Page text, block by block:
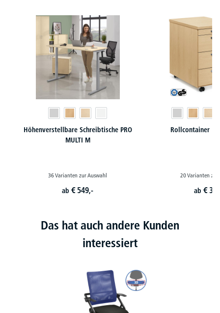
Höhenverstellbare Schreibtische PRO
MULTI M
36 Varianten zur Auswahl
ab€ 549,-
Rollcontainer
20 Varianten zur
ab€
Das hat auch andere Kunden
interessiert